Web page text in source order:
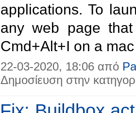
applications. To
any web page
Cmd+Alt+I on a
22-03-2020, 18:06 από
Δημοσίευση στην